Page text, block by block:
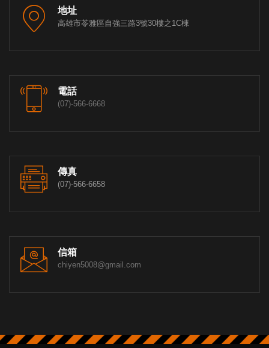
地址
高雄市苓雅區自強三路3號30樓之1C棟
電話
(07)-566-6668
傳真
(07)-566-6658
信箱
chiyen5008@gmail.com